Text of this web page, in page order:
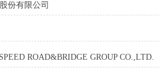
份有限公司
ROAD&BRIDGE GROUP CO.,LTD.